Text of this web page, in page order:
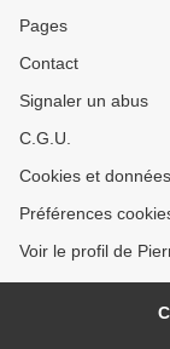
Pages
Contact
Signaler un abus
C.G.U.
Cookies et
Préférences
Voir le profil de